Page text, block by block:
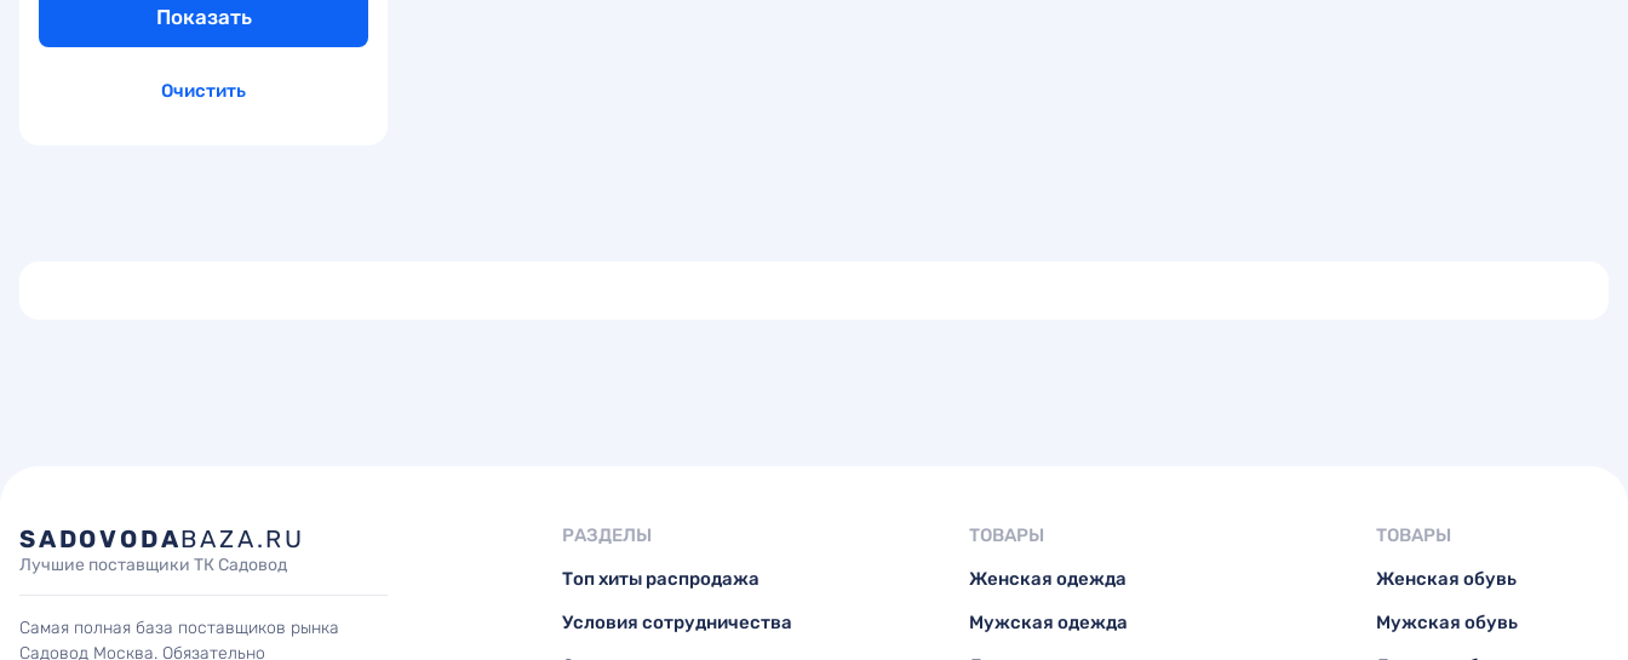
Показать
Очистить
SADOVODABAZA.RU
Лучшие поставщики ТК Садовод
Самая полная база поставщиков рынка
Садовод Москва. Обязательно
РАЗДЕЛЫ
Топ хиты распродажа
Условия сотрудничества
ТОВАРЫ
Женская одежда
Мужская одежда
ТОВАРЫ
Женская обувь
Мужская обувь